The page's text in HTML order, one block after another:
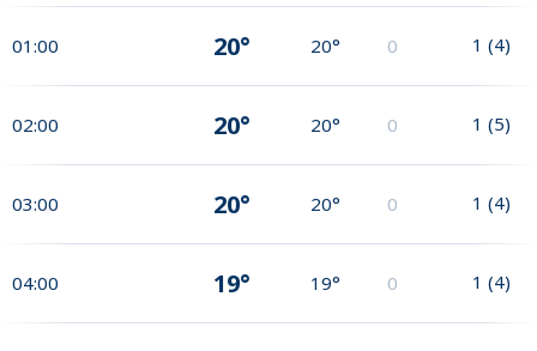
01:00 20° 20° 0 1 (4)
02:00 20° 20° 0 1 (5)
03:00 20° 20° 0 1 (4)
04:00 19° 19° 0 1 (4)